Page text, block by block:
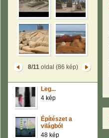
8/11oldal (86 kép)
Leg...
4 kép
Építészet a
világból
48 kép